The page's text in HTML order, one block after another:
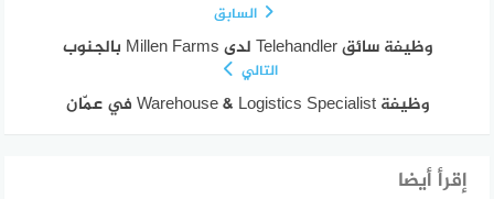
السابق
وظيفة سائق Telehandler لدى Millen Farms بالجنوب
التالي
وظيفة Warehouse & Logistics Specialist في عمّان
إقرأ أيضا